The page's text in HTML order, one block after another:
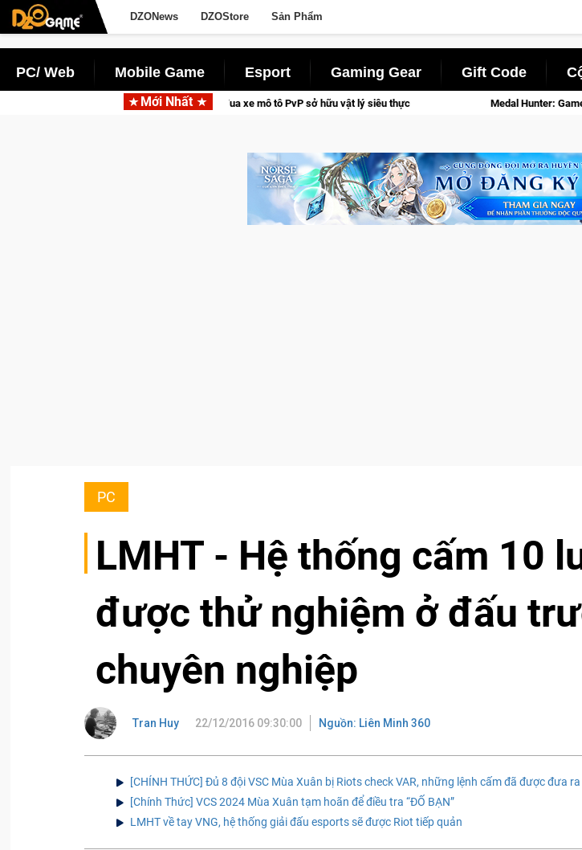
DZONews DZOStore Sản Phẩm
PC/ Web Mobile Game Esport Gaming Gear Gift Code
Mới Nhất
– Game đua xe mô tô PvP sở hữu vật lý siêu thực Medal Hunter: Game bắn súng PvP tọa độ đỉnh
PC
LMHT - Hệ thống cấm 10
được thử nghiệm ở đấu
chuyên nghiệp
Tran Huy 22/12/2016 09:30:00 Nguồn: Liên Minh 360
[CHÍNH THỨC] Đủ 8 đội VSC Mùa Xuân bị Riots check VAR, những lệnh cấm đã được đưa ra
[Chính Thức] VCS 2024 Mùa Xuân tạm hoãn để điều tra “ĐỐ BẠN”
LMHT về tay VNG, hệ thống giải đấu esports sẽ được Riot tiếp quản